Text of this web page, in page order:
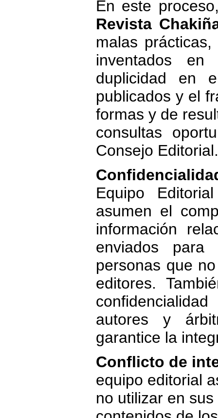
En este
Revista
malas
inventados
duplicidad en
publicados y el
formas y de
consultas
Consejo Editorial.
Equipo
asumen el
información
enviados
personas que
editores.
autores y
garantice la
Conflicto de
equipo editorial
no utilizar en